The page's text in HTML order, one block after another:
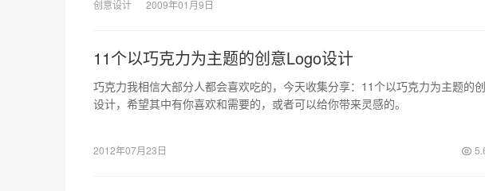
创意设计 2009年01月9日
11个以巧克力为主题的创意Logo设计
巧克力我相信大部分人都会喜欢吃的，今天收集分享：11个以巧克力为主题的
设计，希望其中有你喜欢和需要的，或者可以给你带来灵感的。
2012年07月23日